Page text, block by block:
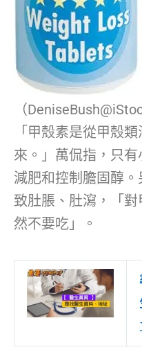
（
「甲殼素是從甲殼
來。」萬侃指，只
減肥和控制膽固醇
致肚脹、肚瀉，「
然不要吃」。